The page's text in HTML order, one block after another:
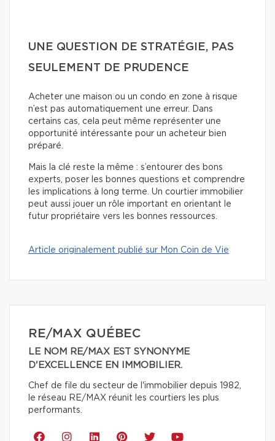
UNE QUESTION DE STRATÉGIE, PAS
SEULEMENT DE PRUDENCE
Acheter une maison ou un condo en zone à risque
n’est pas automatiquement une erreur. Dans
certains cas, cela peut même représenter une
opportunité intéressante pour un acheteur bien
préparé.
Mais la clé reste la même : s’entourer des bons
experts, poser les bonnes questions et comprendre
les implications à long terme. Un courtier immobilier
peut aussi jouer un rôle important en orientant le
futur propriétaire vers les bonnes ressources.
Article originalement publié sur Mon Coin de Vie
RE/MAX QUÉBEC
LE NOM RE/MAX EST SYNONYME
D'EXCELLENCE EN IMMOBILIER.
Chef de file du secteur de l'immobilier depuis 1982,
le réseau RE/MAX réunit les courtiers les plus
performants.